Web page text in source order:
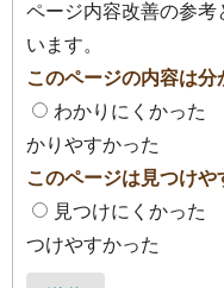
ページ内容改善の参
います。
このページの内容は
わかりにくかった
かりやすかった
このページは見つけや
見つけにくかった
つけやすかった